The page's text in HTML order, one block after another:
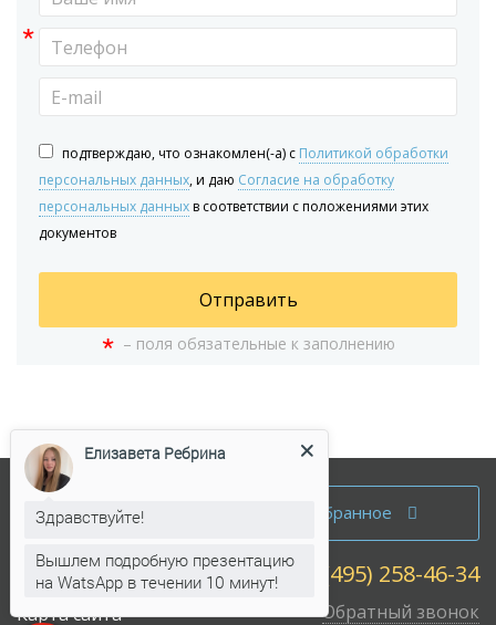
*
подтверждаю, что ознакомлен(-а) с Политикой обработки
персональных данных, и даю Согласие на обработку
персональных данныхв соответствии с положениями этих
документов
Отправить
* – поля обязательные к заполнению
Аренда офисов
Продажа офисов
Собственникам
Карта сайта
Избранное
+7 (495) 258-46-34
Обратный звонок
Елизавета Ребрина
Здравствуйте!
Вышлем подробную презентацию
на WatsApp в течении 10 минут!